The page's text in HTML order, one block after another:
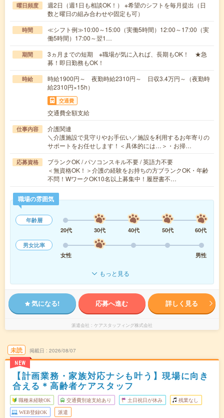
曜日頻度
週2日（週1日も相談OK！） ※希望のシフトを毎月提出（日
数と曜日の組み合わせや固定も可）
時間
≪シフト例≫10:00～15:00（実働5時間）12:00～17:00（実
働5時間）17:00～翌1…
期間
3ヵ月までの短期 ※職場が気に入れば、長期もOK！ ★急
募！即日勤務もOK！
時給
時給1900円～ 夜勤時給2310円～ 日収3.4万円～（夜勤時
給2310円×15h）
交通費
交通費全額支給
仕事内容
介護関連
＼介護施設で見守りやお手伝い／施設を利用するお年寄りの
サポートをお任せします！＜具体的には…＞・お掃…
応募資格
ブランクOK / パソコンスキル不要 / 英語力不要
＜無資格OK！＞介護の経験をお持ちの方ブランクOK・年齢
不問！WワークOK10名以上募集中！履歴書不…
職場の雰囲気
年齢層
20代
30代 40代 50代
60代
男女比率
女性
男性
もっと見る
気になる! 応募へ進む 詳しく見る
派遣会社 ケアスタッフィング株式会社
未読
NEW
掲載日 2026/08/07
【計画業務・家族対応ナシも叶う】現場に向き
合える＊高齢者ケアスタッフ
職種未経験OK 交通費別途支給あり 土日祝日が休み 残業なし
WEB登録OK 派遣